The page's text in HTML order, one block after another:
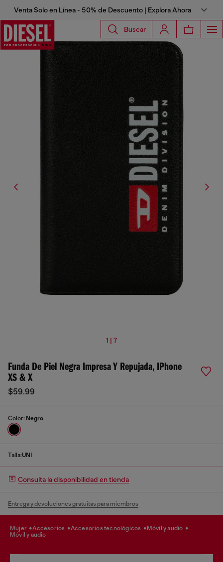
Venta Solo en Línea - 50% de Descuento | Explora Ahora
Buscar
1 | 7
Funda De Piel Negra Impresa Y Repujada, IPhone
XS & X
$59.99
Color: Negro
Talla:UNI
Consulta la disponibilidad en tienda
Entrega y devoluciones gratuitas para miembros
mujer accesorios accesorios tecnológicos
móvil y audio
móvil y audio